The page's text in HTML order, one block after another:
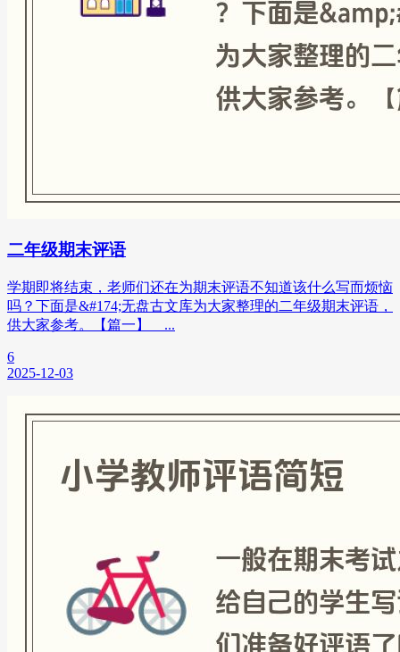
二年级期末评语
学期即将结束，老师们还在为期末评语不知道该什么写而烦恼
吗？下面是&#174;无盘古文库为大家整理的二年级期末评语，
供大家参考。【篇一】 ...
6
2025-12-03